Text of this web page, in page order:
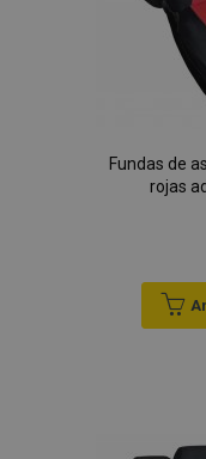
Fundas de
rojas